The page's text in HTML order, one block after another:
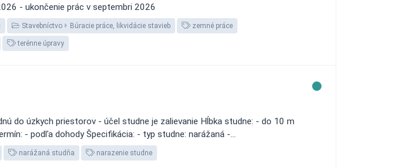
- ukončenie prác v septembri 2026
Stavebníctvo Búracie práce, likvidácie stavieb zemné práce
terénne úpravy
do úzkych priestorov - účel studne je zalievanie Hĺbka studne: - do 10 m
- podľa dohody Špecifikácia: - typ studne: narážaná -...
narážaná studňa narazenie studne